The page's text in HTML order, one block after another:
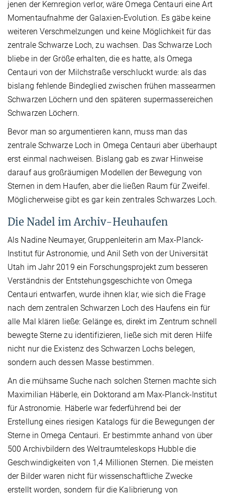
jenen der Kernregion verlor, wäre Omega Centauri eine Art
Momentaufnahme der Galaxien-Evolution. Es gäbe keine
weiteren Verschmelzungen und keine Möglichkeit für das
zentrale Schwarze Loch, zu wachsen. Das Schwarze Loch
bliebe in der Größe erhalten, die es hatte, als Omega
Centauri von der Milchstraße verschluckt wurde: als das
bislang fehlende Bindeglied zwischen frühen massearmen
Schwarzen Löchern und den späteren supermassereichen
Schwarzen Löchern.
Bevor man so argumentieren kann, muss man das
zentrale Schwarze Loch in Omega Centauri aber überhaupt
erst einmal nachweisen. Bislang gab es zwar Hinweise
darauf aus großräumigen Modellen der Bewegung von
Sternen in dem Haufen, aber die ließen Raum für Zweifel.
Möglicherweise gibt es gar kein zentrales Schwarzes Loch.
Die Nadel im Archiv-Heuhaufen
Als Nadine Neumayer, Gruppenleiterin am Max-Planck-
Institut für Astronomie, und Anil Seth von der Universität
Utah im Jahr 2019 ein Forschungsprojekt zum besseren
Verständnis der Entstehungsgeschichte von Omega
Centauri entwarfen, wurde ihnen klar, wie sich die Frage
nach dem zentralen Schwarzen Loch des Haufens ein für
alle Mal klären ließe: Gelänge es, direkt im Zentrum schnell
bewegte Sterne zu identifizieren, ließe sich mit deren Hilfe
nicht nur die Existenz des Schwarzen Lochs belegen,
sondern auch dessen Masse bestimmen.
An die mühsame Suche nach solchen Sternen machte sich
Maximilian Häberle, ein Doktorand am Max-Planck-Institut
für Astronomie. Häberle war federführend bei der
Erstellung eines riesigen Katalogs für die Bewegungen der
Sterne in Omega Centauri. Er bestimmte anhand von über
500 Archivbildern des Weltraumteleskops Hubble die
Geschwindigkeiten von 1,4 Millionen Sternen. Die meisten
der Bilder waren nicht für wissenschaftliche Zwecke
erstellt worden, sondern für die Kalibrierung von